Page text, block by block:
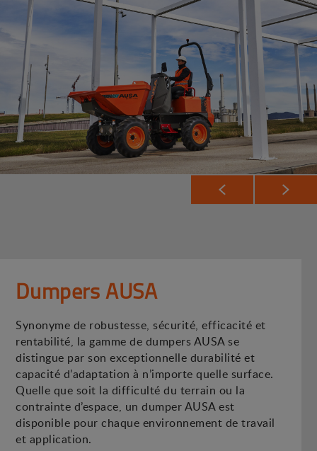
Dumpers AUSA
Synonyme de robustesse, sécurité, efficacité et
rentabilité, la gamme de dumpers AUSA se
distingue par son exceptionnelle durabilité et
capacité d’adaptation à n’importe quelle surface.
Quelle que soit la difficulté du terrain ou la
contrainte d’espace, un dumper AUSA est
disponible pour chaque environnement de travail
et application.